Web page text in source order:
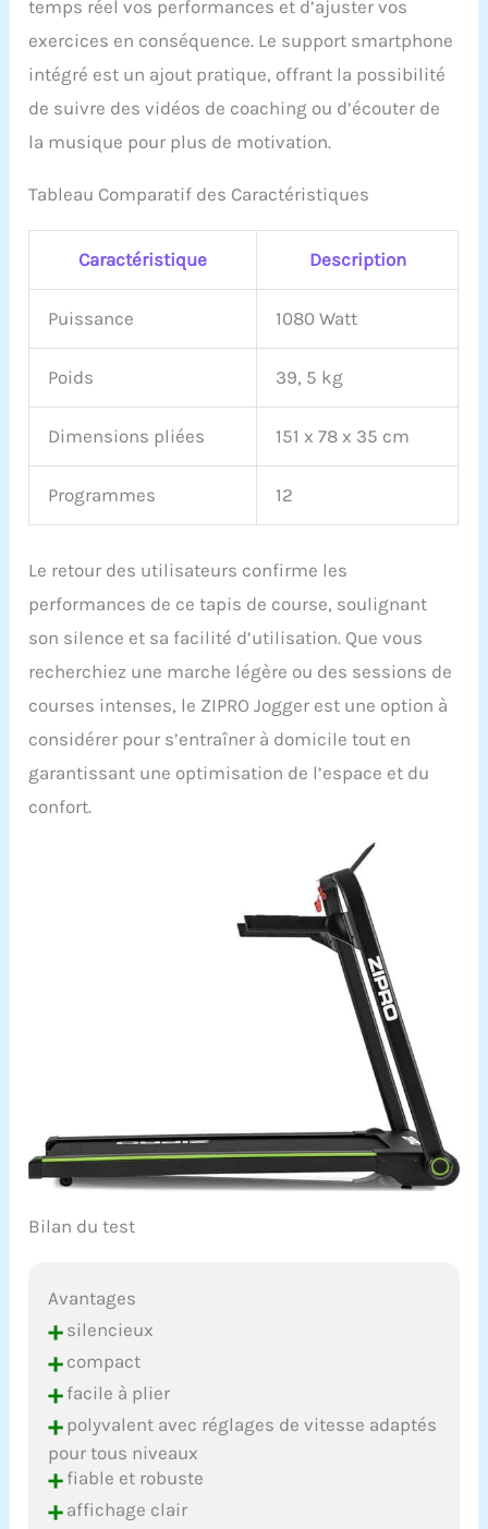
Rendez votre
entraînement plus
pour smartphone.
Regardez vos émissions
préférées ou écoutez de
la musique pendant que
commandes facilement
ajustements de vitesse
sans interruption, et les
rampes latérales
séances intenses. FACILE
À DÉPLACER ET À RANGER
- Le ZIPRO JOGGER est
mécanisme de pliage
rapide. Après votre
simplement et rangez-le
derrière une armoire. Son
design léger (39 kg) et
compactes une fois plié
(151 x 78 x 35 cm) le
à transporter.
temps réel vos performances et d’ajuster vos
exercices en conséquence. Le support smartphone
intégré est un ajout pratique, offrant la possibilité
de suivre des vidéos de coaching ou d’écouter de
la musique pour plus de motivation.
Tableau Comparatif des Caractéristiques
Caractéristique Description
Puissance 1080 Watt
Poids 39, 5 kg
Dimensions pliées 151 x 78 x 35 cm
Programmes 12
Le retour des utilisateurs confirme les
performances de ce tapis de course, soulignant
son silence et sa facilité d’utilisation. Que vous
recherchiez une marche légère ou des sessions de
courses intenses, le ZIPRO Jogger est une option à
considérer pour s’entraîner à domicile tout en
garantissant une optimisation de l’espace et du
confort.
Bilan du test
Avantages
+silencieux
+compact
+facile à plier
+polyvalent avec réglages de vitesse adaptés
pour tous niveaux
+fiable et robuste
+affichage clair